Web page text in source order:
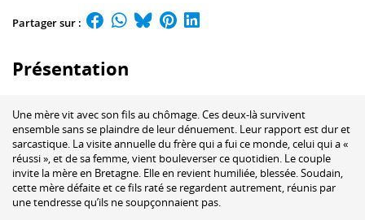
Partager sur :
Présentation
Une mère vit avec son fils au chômage. Ces deux-là survivent
ensemble sans se plaindre de leur dénuement. Leur rapport est dur et
sarcastique. La visite annuelle du frère qui a fui ce monde, celui qui a «
réussi », et de sa femme, vient bouleverser ce quotidien. Le couple
invite la mère en Bretagne. Elle en revient humiliée, blessée. Soudain,
cette mère défaite et ce fils raté se regardent autrement, réunis par
une tendresse qu’ils ne soupçonnaient pas.